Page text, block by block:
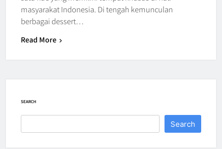
masyarakat Indonesia. Di tengah kemunculan
berbagai dessert…
Read More
SEARCH
Search